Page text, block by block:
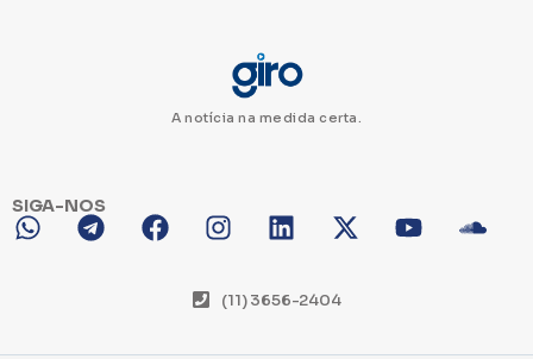
A notícia na medida certa.
SIGA-NOS
(11) 3656-2404